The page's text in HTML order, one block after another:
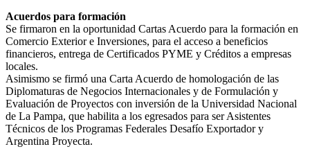
Acuerdos para formación
Se firmaron en la oportunidad Cartas Acuerdo para la formación en
Comercio Exterior e Inversiones, para el acceso a beneficios
financieros, entrega de Certificados PYME y Créditos a empresas
locales.
Asimismo se firmó una Carta Acuerdo de homologación de las
Diplomaturas de Negocios Internacionales y de Formulación y
Evaluación de Proyectos con inversión de la Universidad Nacional
de La Pampa, que habilita a los egresados para ser Asistentes
Técnicos de los Programas Federales Desafío Exportador y
Argentina Proyecta.